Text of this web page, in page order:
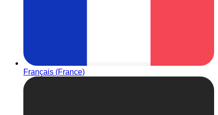
Français (France)